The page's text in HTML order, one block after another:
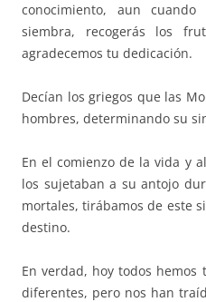
conocimiento, aun
siembra, recogerás los
agradecemos tu dedicación.
Decían los griegos que las
hombres, determinando su
En el comienzo de la vida y
los sujetaban a su antojo
mortales, tirábamos de este
destino.
En verdad, hoy todos
diferentes, pero nos han